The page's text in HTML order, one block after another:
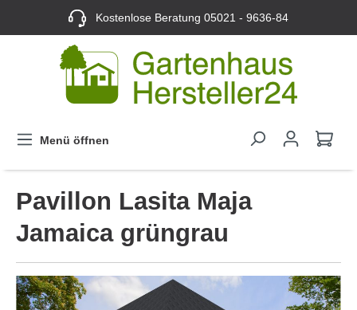
Kostenlose Beratung05021 - 9636-84
Menü öffnen
Pavillon Lasita Maja
Jamaica grüngrau